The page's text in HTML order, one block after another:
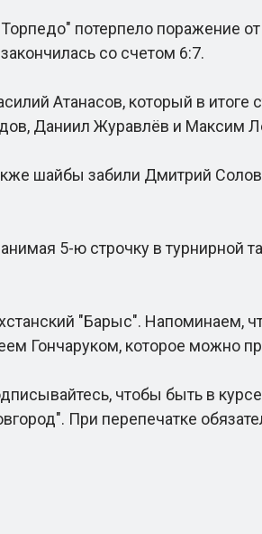
потерпело поражение
со счетом 6:7.
Атанасов, который в итоге
Даниил Журавлёв и Максим
шайбы забили Дмитрий
5-ю строчку в турнирной
"Барыс". Напоминаем,
Гончаруком, которое можно
чтобы быть в
При перепечатке